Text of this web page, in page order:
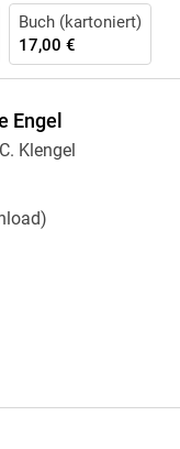
Buch (kartoniert)
17,00 €
Engel
Klengel